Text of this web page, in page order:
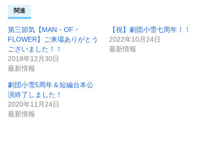
関連
第三節気【MAN・OF・
FLOWER】ご来場ありがとう
ございました！！
2018年12月30日
最新情報
【祝】劇団小雪七周年！！
2022年10月24日
最新情報
劇団小雪5周年＆短編台本公
演終了しました！
2020年11月24日
最新情報